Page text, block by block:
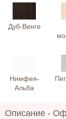
Дуб-Венге
Нимфея-
Альба
Описание -